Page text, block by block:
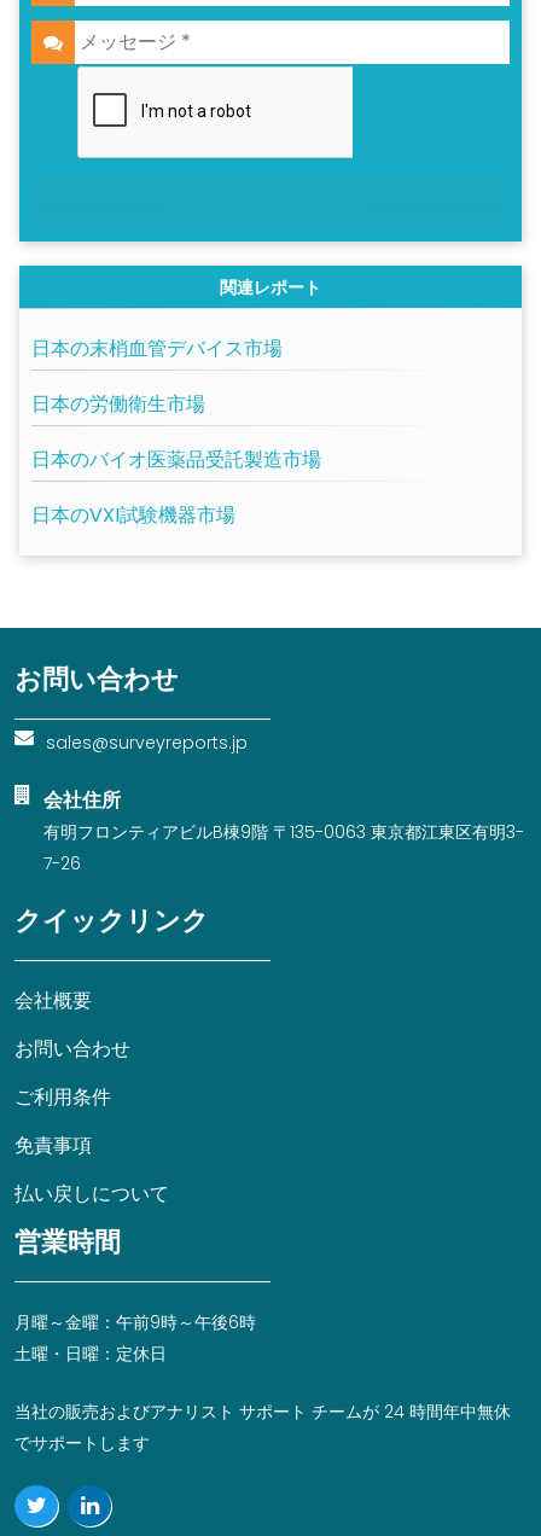
関連レポート
日本の末梢血管デバイス市場
日本の労働衛生市場
日本のバイオ医薬品受託製造市場
日本のVXI試験機器市場
お問い合わせ
sales@surveyreports.jp
会社住所
有明フロンティアビルB棟9階 〒135-0063 東京都江東区有明3-
7-26
クイックリンク
会社概要
お問い合わせ
ご利用条件
免責事項
払い戻しについて
営業時間
月曜～金曜：午前9時～午後6時
土曜・日曜：定休日
当社の販売およびアナリスト サポート チームが 24 時間年中無休
でサポートします